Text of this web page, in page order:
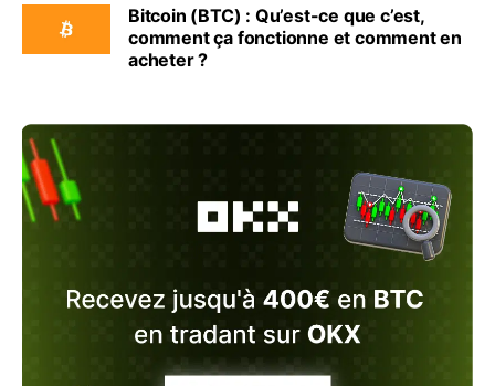
Bitcoin (BTC) : Qu’est-ce que c’est,
comment ça fonctionne et comment en
acheter ?